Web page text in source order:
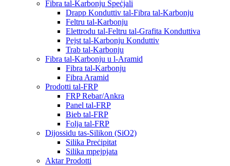
Fibra tal-Karbonju Speċjali
Drapp Konduttiv tal-Fibra tal-Karbonju
Feltru tal-Karbonju
Elettrodu tal-Feltru tal-Grafita Konduttiva
Pejst tal-Karbonju Konduttiv
Trab tal-Karbonju
Fibra tal-Karbonju u l-Aramid
Fibra tal-Karbonju
Fibra Aramid
Prodotti tal-FRP
FRP Rebar/Ankra
Panel tal-FRP
Bieb tal-FRP
Folja tal-FRP
Dijossidu tas-Silikon (SiO2)
Silika Preċipitat
Silika mpejpjata
Aktar Prodotti